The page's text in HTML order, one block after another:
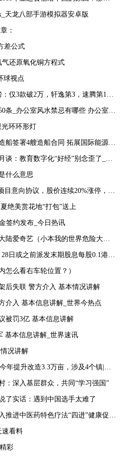
天龙八部手游模拟器安卓版
：
差公式
还原氧化铜方程式
球视点
3款破2万，轩逸第3，速腾第16！
室风水禁忌有哪些 办公室风水禁忌大全
光环环形灯
4艘造船合同 拓展国际能源运输领域合作
育数字化“好经”别念歪了_环球今亮点
什么意思
股价连续20%涨停，这家公司获机构扎堆关注
绝美赏花地“打包”送上
签约发布_今日热讯
爱奇艺（小本我的世界危险大陆）
前派发末期股息每股0.1港元-世界微资讯
怎么看右车轮位置？）
后失联 警方介入 基本情况讲解
介入 基本信息讲解_世界今热点
被罚3亿 基本信息讲解
基本信息讲解_世界速讯
况讲解
升改造3.3万亩，涉及4个镇|每日速读
：深入基层群众，共同“学习强国”
了实话：遇到中国选手太难了
中医药特色疗法“四进”健康促进行动
速看料
彩